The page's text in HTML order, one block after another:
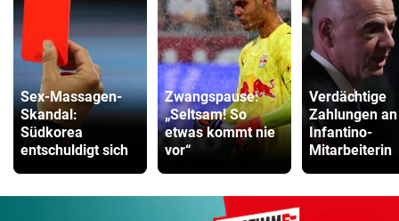
Sex-Massagen-
Skandal:
Südkorea
entschuldigt sich
Zwangspause:
„Seltsam! So
etwas kommt nie
vor“
Verdächtige
Zahlungen an
Infantino-
Mitarbeiterin